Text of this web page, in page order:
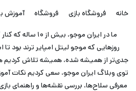
خانه فروشگاه بازی فروشگاه آموزش
ما در ایران موجو،
روزهایی که موجو لیتل امپایر ترند بود تا
جدی‌تر از همیشه شده، همیشه تلاش کردیم
توی وبلاگ ایران موجو، سعی کردیم نکات
معرفی سلاح‌ها، بررسی نقشه‌ها و راهنمای